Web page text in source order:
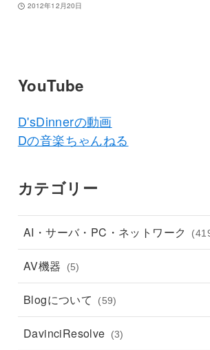
2012年12月20日
YouTube
D'sDinnerの動画
Dの音楽ちゃんねる
カテゴリー
AI・サーバ・PC・ネットワーク
AV機器 (5)
Blogについて (59)
DavinciResolve (3)